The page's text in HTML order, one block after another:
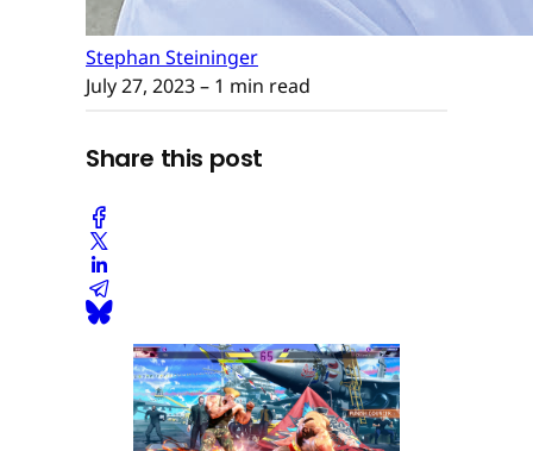
Stephan Steininger
July 27, 2023– 1 min read
Share this post